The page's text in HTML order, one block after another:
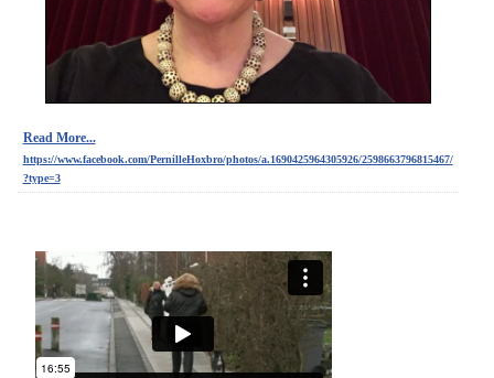
Read More...
https://www.facebook.com/PernilleHoxbro/photos/a.1690425964305926/2598663796815467/
?type=3